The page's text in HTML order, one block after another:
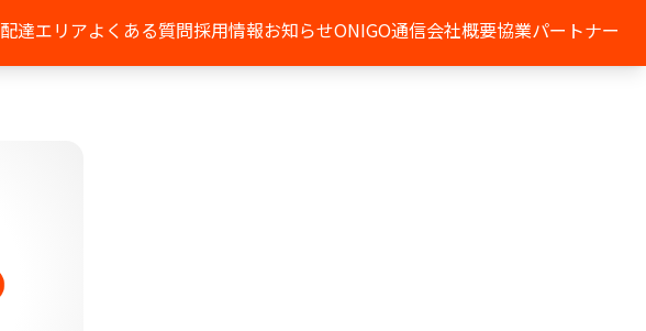
配達エリアよくある質問採用情報お知らせONIGO通信会社概要協業パートナー